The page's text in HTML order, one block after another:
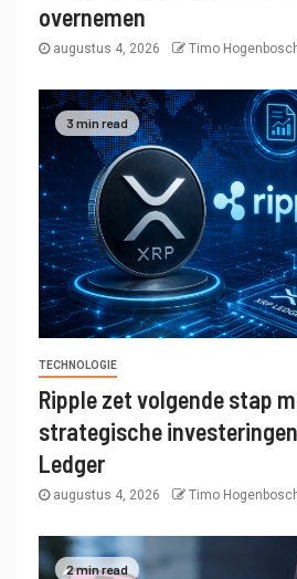
overnemen
augustus 4, 2026 Timo
3 min read
TECHNOLOGIE
Ripple zet volgende stap
strategische investeringen
Ledger
augustus 4, 2026 Timo
2 min read